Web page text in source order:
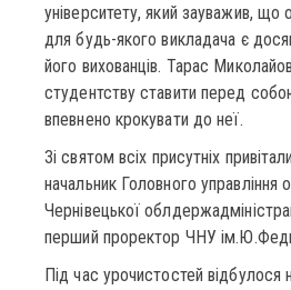
університету, який зауважив,
для будь-якого викладача є
його вихованців. Тарас
студентству ставити перед
впевнено крокувати до неї.
Зі святом всіх присутніх
начальник Головного управління
Чернівецької
перший проректор ЧНУ
Під час урочистостей